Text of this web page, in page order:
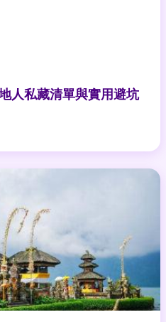
人私藏清單與實用避坑